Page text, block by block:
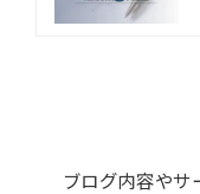
ブログ内容やサ